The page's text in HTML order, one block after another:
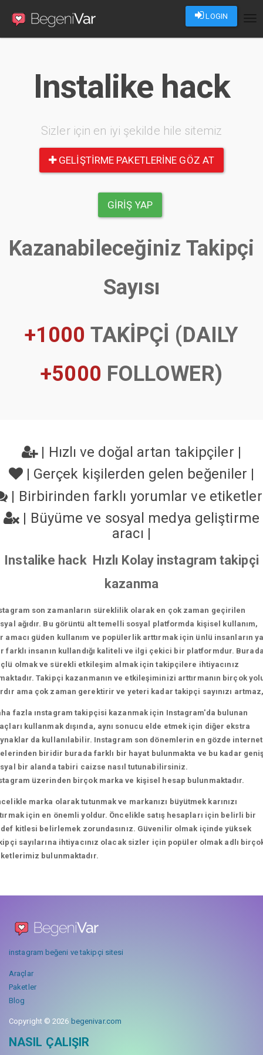
LOGIN
Instalike hack
Sizler için en iyi şekilde hile sitemiz
GELIŞTIRME PAKETLERINE GÖZ AT
GIRIŞ YAP
Kazanabileceğiniz Takipçi
Sayısı
+1000 TAKİPÇİ (DAILY
+5000 FOLLOWER)
| Hızlı ve doğal artan takipçiler |
| Gerçek kişilerden gelen beğeniler |
| Birbirinden farklı yorumlar ve
| Büyüme ve sosyal medya geliştirme
aracı |
Instalike hack Hızlı Kolay instagram takipçi
kazanma
son zamanların süreklilik olarak en çok zaman geçirilen
ağıdır. Bu görüntü alt temelli sosyal platformda kişisel kullanım,
amacı güden kullanım ve popülerlik arttırmak için ünlü insanların
farklı insanın kullandığı kaliteli ve ilgi çekici bir platformdur.
olmak ve sürekli etkileşim almak için takipçilere ihtiyacınız
Takipçi kazanmanın ve etkileşiminizi arttırmanın birçok
ama çok zaman gerektirir ve yeteri kadar takipçi sayınızı
fazla ınstagram takipçisi kazanmak için Instagram'da bulunan
kullanmak dışında, aynı sonucu elde etmek için diğer ekstra
da kullanılabilir. Instagram son dönemlerin en gözde internet
biridir burada farklı bir hayat bulunmakta ve bu kadar
bir alanda tabiri caizse nasıl tutunabilirsiniz.
üzerinden birçok marka ve kişisel hesap bulunmaktadır.
marka olarak tutunmak ve markanızı büyütmek karınızı
için en önemli yoldur. Öncelikle satış hesapları için belirli bir
kitlesi belirlemek zorundasınız. Güvenilir olmak içinde yüksek
sayılarına ihtiyacınız olacak sizler için popüler olmak adlı
bulunmaktadır.
instagram beğeni ve takipçi sitesi
Araçlar
Paketler
Blog
Copyright © 2026 begenivar.com
NASIL ÇALIŞIR